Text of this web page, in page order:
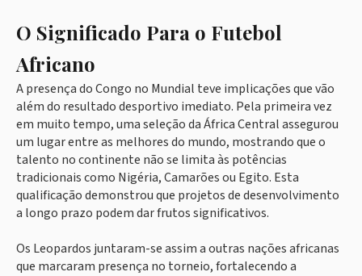
O Significado Para o Futebol
Africano
A presença do Congo no Mundial teve implicações que vão
além do resultado desportivo imediato. Pela primeira vez
em muito tempo, uma seleção da África Central assegurou
um lugar entre as melhores do mundo, mostrando que o
talento no continente não se limita às potências
tradicionais como Nigéria, Camarões ou Egito. Esta
qualificação demonstrou que projetos de desenvolvimento
a longo prazo podem dar frutos significativos.
Os Leopardos juntaram-se assim a outras nações africanas
que marcaram presença no torneio, fortalecendo a